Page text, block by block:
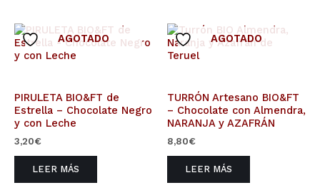
AGOTADO
PIRULETA BIO&FT de
Estrella – Chocolate Negro
y con Leche
3,20€
LEER MÁS
AGOTADO
TURRÓN Artesano BIO&FT
– Chocolate con Almendra,
NARANJA y AZAFRÁN
8,80€
LEER MÁS